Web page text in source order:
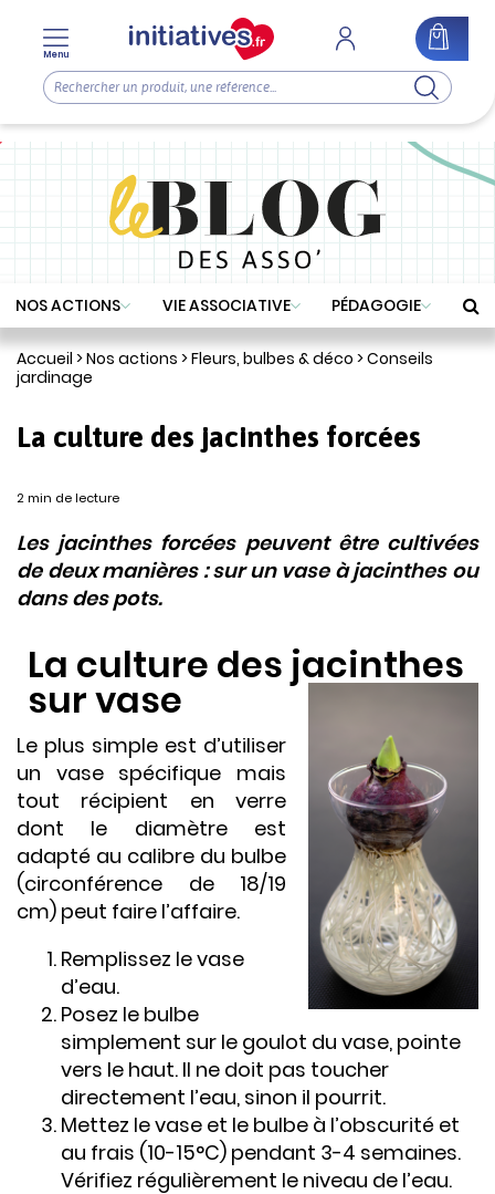
NOS ACTIONS VIE ASSOCIATIVE PÉDAGOGIE
Accueil >Nos actions >Fleurs, bulbes & déco >Conseils
jardinage
La culture des jacinthes forcées
2 min de lecture
Les jacinthes forcées peuvent être cultivées
de deux manières : sur un vase à jacinthes ou
dans des pots.
La culture des jacinthes
sur vase
Le plus simple est d’utiliser
un vase spécifique mais
tout récipient en verre
dont le diamètre est
adapté au calibre du bulbe
(circonférence de 18/19
cm) peut faire l’affaire.
Remplissez le vase
d’eau.
Posez le bulbe
simplement sur le goulot du vase, pointe
vers le haut. Il ne doit pas toucher
directement l’eau, sinon il pourrit.
Mettez le vase et le bulbe à l’obscurité et
au frais (10-15°C) pendant 3-4 semaines.
Vérifiez régulièrement le niveau de l’eau.
Menu